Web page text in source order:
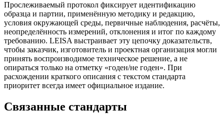
Прослеживаемый протокол фиксирует идентификацию
образца и партии, применённую методику и редакцию,
условия окружающей среды, первичные наблюдения, расчёты,
неопределённость измерений, отклонения и итог по каждому
требованию. LEISA выстраивает эту цепочку доказательств,
чтобы заказчик, изготовитель и проектная организация могли
принять воспроизводимое техническое решение, а не
опираться только на отметку «годен/не годен». При
расхождении краткого описания с текстом стандарта
приоритет всегда имеет официальное издание.
Связанные стандарты